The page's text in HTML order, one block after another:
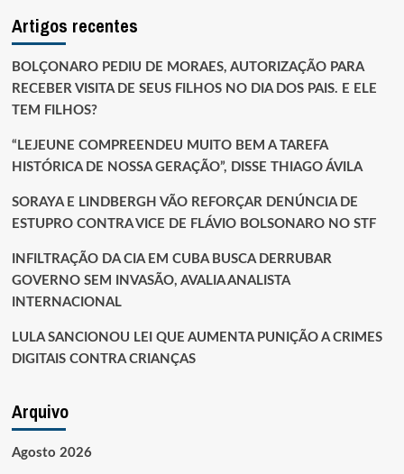
Artigos recentes
BOLÇONARO PEDIU DE MORAES, AUTORIZAÇÃO PARA
RECEBER VISITA DE SEUS FILHOS NO DIA DOS PAIS. E ELE
TEM FILHOS?
“LEJEUNE COMPREENDEU MUITO BEM A TAREFA
HISTÓRICA DE NOSSA GERAÇÃO”, DISSE THIAGO ÁVILA
SORAYA E LINDBERGH VÃO REFORÇAR DENÚNCIA DE
ESTUPRO CONTRA VICE DE FLÁVIO BOLSONARO NO STF
INFILTRAÇÃO DA CIA EM CUBA BUSCA DERRUBAR
GOVERNO SEM INVASÃO, AVALIA ANALISTA
INTERNACIONAL
LULA SANCIONOU LEI QUE AUMENTA PUNIÇÃO A CRIMES
DIGITAIS CONTRA CRIANÇAS
Arquivo
Agosto 2026